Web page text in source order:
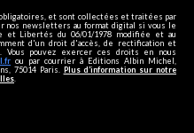
et sont collectées et traitées par
nos newsletters au format digital si vous le
et Libertés du 06/01/1978 modifiée et au
d'un droit d'accès, de rectification et
Vous pouvez exercer ces droits en nous
ou par courrier à Editions Albin Michel,
75014 Paris. Plus d’information sur notre